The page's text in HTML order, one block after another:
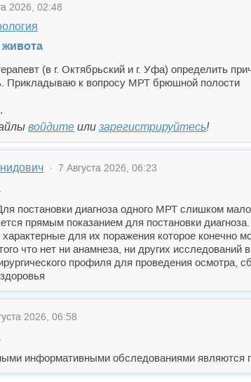
2026, 02:48
живота
(в г. Октябрьский и г. Уфа) определить
к вопросу МРТ брюшной полости
войдите или зарегистрируйтесь!
· 7 Августа 2026, 06:23
постановки диагноза одного МРТ слишком
прямым показанием для постановки
для их поражения которое конечно
что нет ни анамнеза, ни других
профиля для проведения осмотра,
2026, 06:58
информативными обследованиями являются